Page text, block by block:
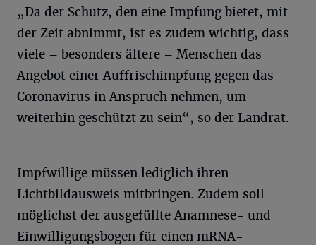
„Da der Schutz, den eine Impfung bietet, mit
der Zeit abnimmt, ist es zudem wichtig, dass
viele – besonders ältere – Menschen das
Angebot einer Auffrischimpfung gegen das
Coronavirus in Anspruch nehmen, um
weiterhin geschützt zu sein“, so der Landrat.
Impfwillige müssen lediglich ihren
Lichtbildausweis mitbringen. Zudem soll
möglichst der ausgefüllte Anamnese- und
Einwilligungsbogen für einen mRNA-